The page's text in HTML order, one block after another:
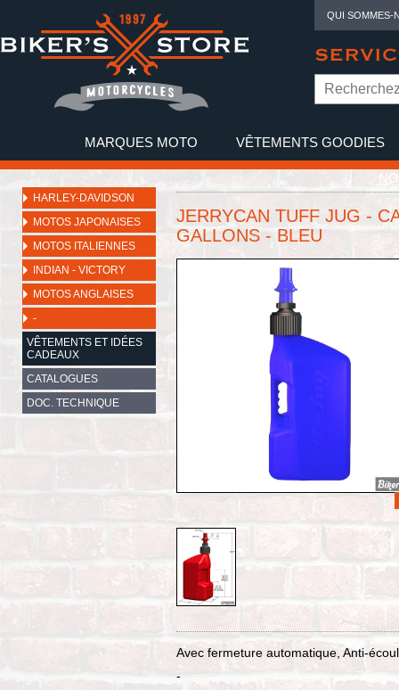
QUI SOMMES-
MARQUES MOTO VÊTEMENTS GOODIES
HARLEY-DAVIDSON
MOTOS JAPONAISES
MOTOS ITALIENNES
INDIAN - VICTORY
MOTOS ANGLAISES
-
VÊTEMENTS ET IDÉES
CADEAUX
CATALOGUES
DOC. TECHNIQUE
JERRYCAN TUFF JUG -
GALLONS - BLEU
Avec fermeture automatique, Anti-
-